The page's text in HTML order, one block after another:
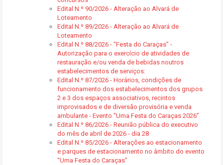
Edital N.º 90/2026 - Alteração ao Alvará de
Loteamento
Edital N.º 89/2026 - Alteração ao Alvará de
Loteamento
Edital N.º 88/2026 - “Festa do Caraças” -
Autorização para o exercício de atividades de
restauração e/ou venda de bebidas noutros
estabelecimentos de serviços:
Edital N.º 87/2026 - Horários, condições de
funcionamento dos estabelecimentos dos grupos
2 e 3 dos espaços associativos, recintos
improvisados e de diversão provisória e venda
ambulante - Evento “Uma Festa do Caraças 2026”
Edital N.º 86/2026 - Reunião pública do executivo
do mês de abril de 2026 - dia 28
Edital N.º 85/2026 - Alterações ao estacionamento
e parques de estacionamento no âmbito do evento
“Uma Festa do Caraças”